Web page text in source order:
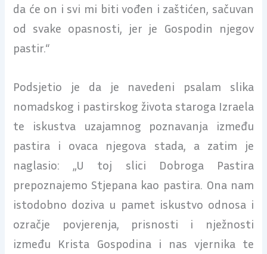
da će on i svi mi biti vođen i zaštićen, sačuvan
od svake opasnosti, jer je Gospodin njegov
pastir.“
Podsjetio je da je navedeni psalam slika
nomadskog i pastirskog života staroga Izraela
te iskustva uzajamnog poznavanja između
pastira i ovaca njegova stada, a zatim je
naglasio: „U toj slici Dobroga Pastira
prepoznajemo Stjepana kao pastira. Ona nam
istodobno doziva u pamet iskustvo odnosa i
ozračje povjerenja, prisnosti i nježnosti
između Krista Gospodina i nas vjernika te